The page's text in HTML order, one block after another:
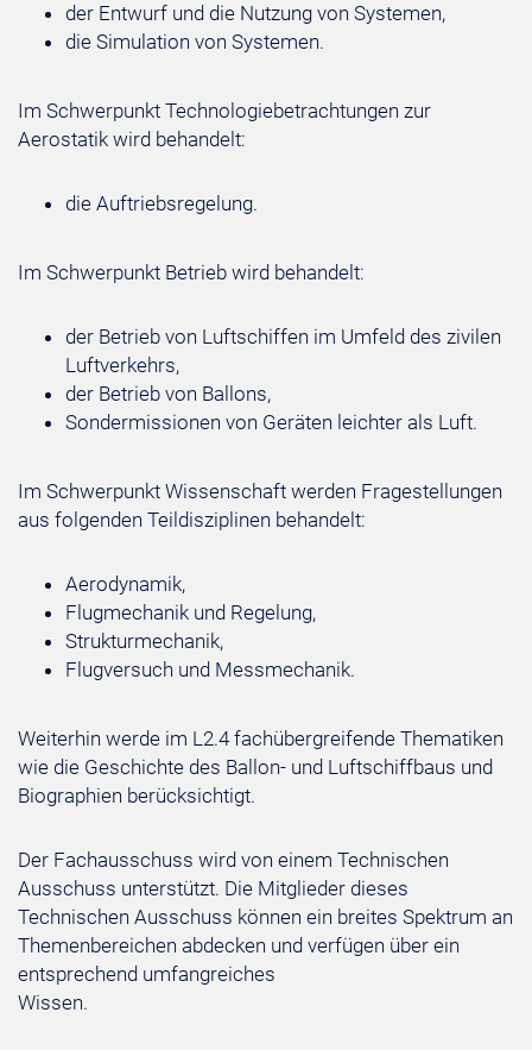
der Entwurf und die Nutzung von Systemen,
die Simulation von Systemen.
Im Schwerpunkt Technologiebetrachtungen zur
Aerostatik wird behandelt:
die Auftriebsregelung.
Im Schwerpunkt Betrieb wird behandelt:
der Betrieb von Luftschiffen im Umfeld des zivilen
Luftverkehrs,
der Betrieb von Ballons,
Sondermissionen von Geräten leichter als Luft.
Im Schwerpunkt Wissenschaft werden Fragestellungen
aus folgenden Teildisziplinen behandelt:
Aerodynamik,
Flugmechanik und Regelung,
Strukturmechanik,
Flugversuch und Messmechanik.
Weiterhin werde im L2.4 fachübergreifende Thematiken
wie die Geschichte des Ballon- und Luftschiffbaus und
Biographien berücksichtigt.
Der Fachausschuss wird von einem Technischen
Ausschuss unterstützt. Die Mitglieder dieses
Technischen Ausschuss können ein breites Spektrum an
Themenbereichen abdecken und verfügen über ein
entsprechend umfangreiches
Wissen.